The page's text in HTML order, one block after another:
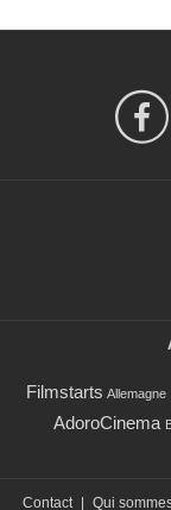
Filmstarts Allemagne
AdoroCinema
Contact | Qui